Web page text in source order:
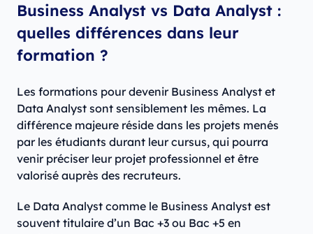
Business Analyst vs Data Analyst :
quelles différences dans leur
formation ?
Les formations pour devenir Business Analyst et
Data Analyst sont sensiblement les mêmes. La
différence majeure réside dans les projets menés
par les étudiants durant leur cursus, qui pourra
venir préciser leur projet professionnel et être
valorisé auprès des recruteurs.
Le Data Analyst comme le Business Analyst est
souvent titulaire d’un Bac +3 ou Bac +5 en